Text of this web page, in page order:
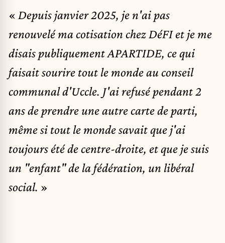
« Depuis janvier 2025, je n'ai pas
renouvelé ma cotisation chez DéFI et je me
disais publiquement APARTIDE, ce qui
faisait sourire tout le monde au conseil
communal d'Uccle. J'ai refusé pendant 2
ans de prendre une autre carte de parti,
même si tout le monde savait que j'ai
toujours été de centre-droite, et que je suis
un "enfant" de la fédération, un libéral
social. »